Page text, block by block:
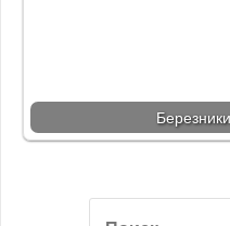
Березники